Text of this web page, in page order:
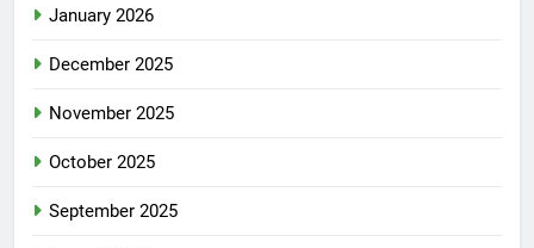
January 2026
December 2025
November 2025
October 2025
September 2025